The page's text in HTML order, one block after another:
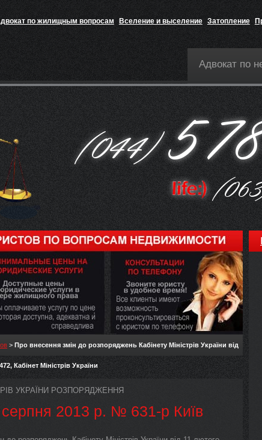
по жилищным вопросам Вселение и выселение Затопление
Адвокат по
> Про внесення змін до розпоряджень Кабінету Міністрів України від
Кабінет Міністрів України
УКРАЇНИ РОЗПОРЯДЖЕННЯ
серпня 2013 р. № 631-р Київ